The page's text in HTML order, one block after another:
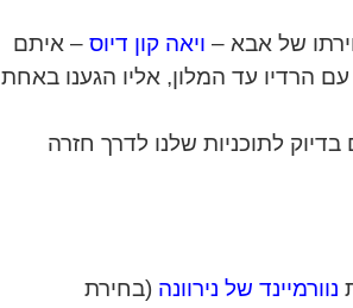
של אבא – ויאה קון דיוס – איתם
הרדיו עד המלון, אליו הגענו באחת
לתוכניות שלנו לדרך חזרה
נוורמיינד של נירוונה (בחירת